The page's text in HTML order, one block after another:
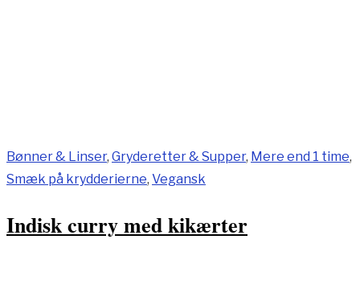
Bønner & Linser, Gryderetter & Supper, Mere end 1 time,
Smæk på krydderierne, Vegansk
Indisk curry med kikærter